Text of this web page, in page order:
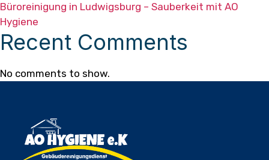
Büroreinigung in Ludwigsburg – Sauberkeit mit AO
Hygiene
Recent Comments
No comments to show.